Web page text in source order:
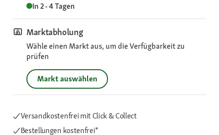
In 2 - 4 Tagen
Marktabholung
Wähle einen Markt aus, um die Verfügbarkeit zu
prüfen
Markt auswählen
Versandkostenfrei mit Click & Collect
Bestellungen kostenfrei*